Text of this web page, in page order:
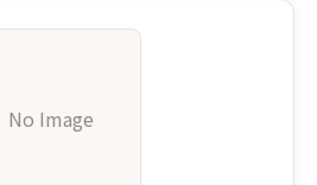
No Image